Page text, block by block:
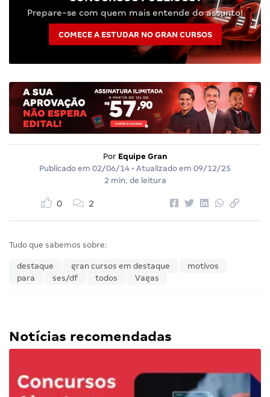
Prepare-se com quem mais entende do assunto!
COMECE A ESTUDAR NO GRAN CURSOS
Por Equipe Gran
Publicado em 02/06/14 • Atualizado em 09/12/25
2 min. de leitura
0 2
Tudo que sabemos sobre:
destaque gran cursos em destaque
motivos
para
ses/df todos Vagas
Notícias recomendadas